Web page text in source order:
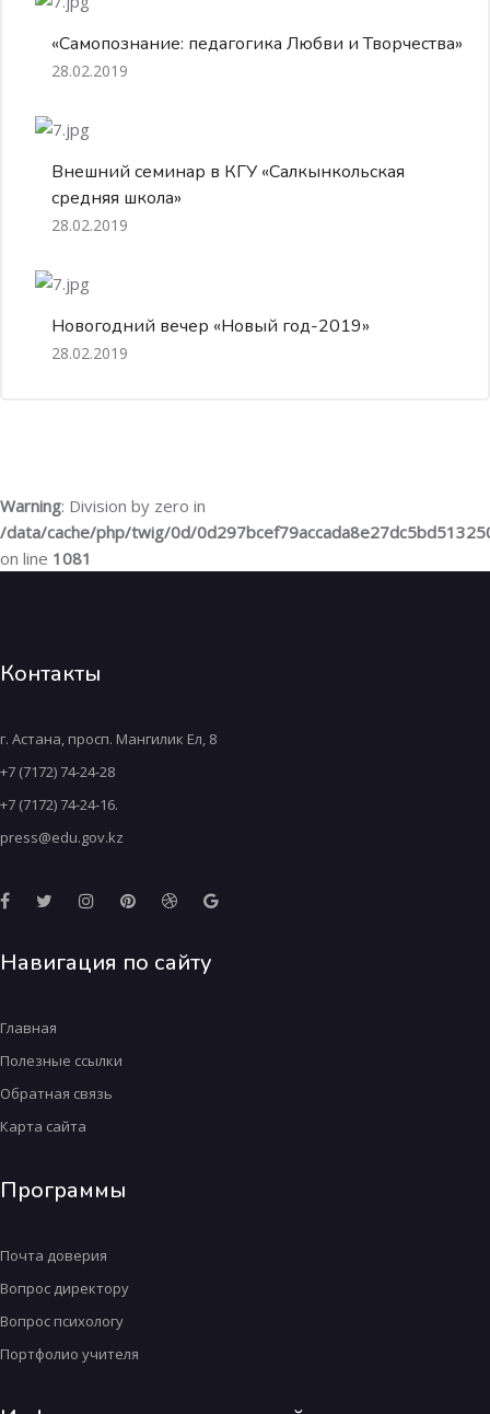
«Самопознание: педагогика Любви и Творчества»
28.02.2019
Внешний семинар в КГУ «Салкынкольская
средняя школа»
28.02.2019
Новогодний вечер «Новый год-2019»
28.02.2019
Warning: Division by zero in
/data/cache/php/twig/0d/
on line 1081
Контакты
г. Астана, просп. Мангилик Ел, 8
+7 (7172) 74-24-28
+7 (7172) 74-24-16.
press@edu.gov.kz
Навигация по сайту
Главная
Полезные ссылки
Обратная связь
Карта сайта
Программы
Почта доверия
Вопрос директору
Вопрос психологу
Портфолио учителя